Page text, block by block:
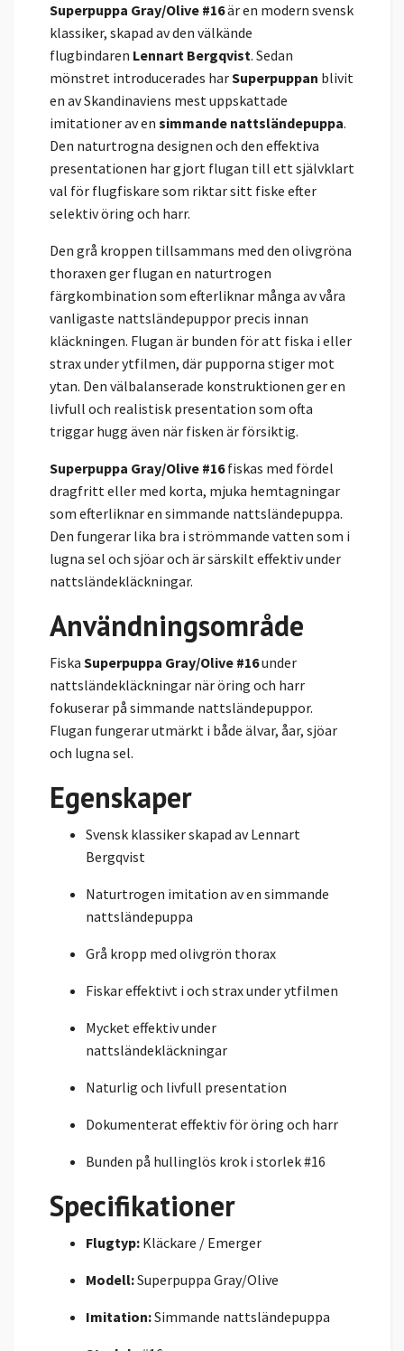
Superpuppa Gray/Olive #16är en modern svensk
klassiker, skapad av den välkände
flugbindaren Lennart Bergqvist. Sedan
mönstret introducerades harSuperpuppan blivit
en av Skandinaviens mest uppskattade
imitationer av en simmande nattsländepuppa.
Den naturtrogna designen och den effektiva
presentationen har gjort flugan till ett självklart
val för flugfiskare som riktar sitt fiske efter
selektiv öring och harr.
Den grå kroppen tillsammans med den olivgröna
thoraxen ger flugan en naturtrogen
färgkombination som efterliknar många av våra
vanligaste nattsländepuppor precis innan
kläckningen. Flugan är bunden för att fiska i eller
strax under ytfilmen, där pupporna stiger mot
ytan. Den välbalanserade konstruktionen ger en
livfull och realistisk presentation som ofta
triggar hugg även när fisken är försiktig.
Superpuppa Gray/Olive #16fiskas med fördel
dragfritt eller med korta, mjuka hemtagningar
som efterliknar en simmande nattsländepuppa.
Den fungerar lika bra i strömmande vatten som i
lugna sel och sjöar och är särskilt effektiv under
nattsländekläckningar.
Användningsområde
Fiska Superpuppa Gray/Olive #16under
nattsländekläckningar när öring och harr
fokuserar på simmande nattsländepuppor.
Flugan fungerar utmärkt i både älvar, åar, sjöar
och lugna sel.
Egenskaper
Svensk klassiker skapad av Lennart
Bergqvist
Naturtrogen imitation av en simmande
nattsländepuppa
Grå kropp med olivgrön thorax
Fiskar effektivt i och strax under ytfilmen
Mycket effektiv under
nattsländekläckningar
Naturlig och livfull presentation
Dokumenterat effektiv för öring och harr
Bunden på hullinglös krok i storlek #16
Specifikationer
Flugtyp: Kläckare / Emerger
Modell:Superpuppa Gray/Olive
Imitation:Simmande nattsländepuppa